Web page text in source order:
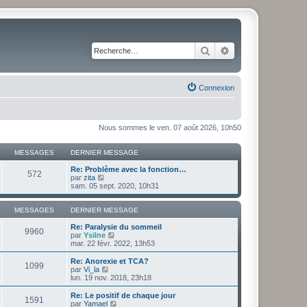
Rechercher
Connexion
Nous sommes le ven. 07 août 2026, 10h50
MESSAGES DERNIER MESSAGE
572
Re: Problème avec la fonction…
par zita
o
i
r
l
e
d
e
r
n
i
e
r
s
sam. 05 sept. 2020, 10h31
MESSAGES DERNIER MESSAGE
9960
Re: Paralysie du sommeil
par Ysilne
o
i
r
e
e
r
mar. 22 févr. 2022, 13h53
1099
Re: Anorexie et TCA?
par Vi_la
o
i
r
l
lun. 19 nov. 2018, 23h18
1591
Re: Le positif de chaque jour
par Yamael